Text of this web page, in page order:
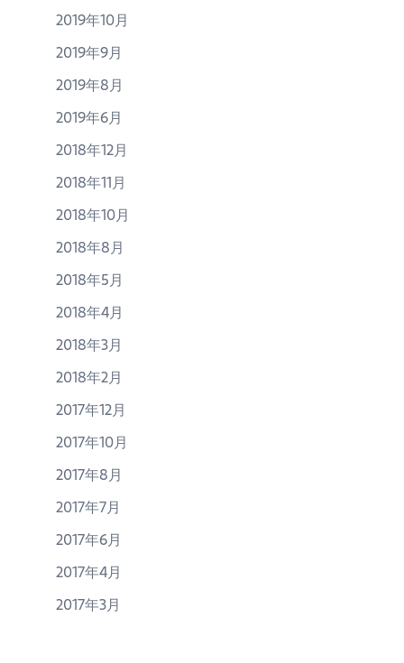
2019年10月
2019年9月
2019年8月
2019年6月
2018年12月
2018年11月
2018年10月
2018年8月
2018年5月
2018年4月
2018年3月
2018年2月
2017年12月
2017年10月
2017年8月
2017年7月
2017年6月
2017年4月
2017年3月